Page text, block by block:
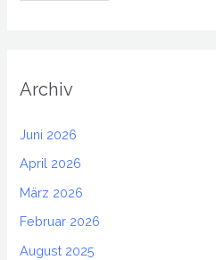
Archiv
Juni 2026
April 2026
März 2026
Februar 2026
August 2025